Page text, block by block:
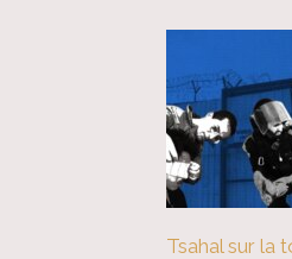
Tsahal sur la